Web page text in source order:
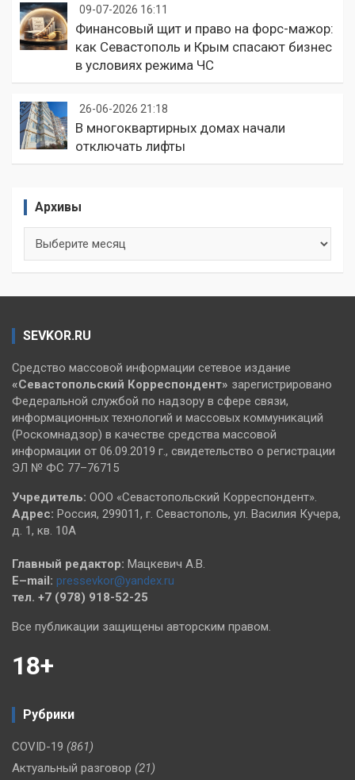
09-07-2026 16:11
Финансовый щит и право на форс-мажор:
как Севастополь и Крым спасают бизнес
в условиях режима ЧС
26-06-2026 21:18
В многоквартирных домах начали
отключать лифты
Архивы
SEVKOR.RU
Средство массовой информации сетевое издание
«Севастопольский Корреспондент» зарегистрировано
Федеральной службой по надзору в сфере связи,
информационных технологий и массовых коммуникаций
(Роскомнадзор) в качестве средства массовой
информации от 06.09.2019 г., свидетельство о регистрации
ЭЛ № ФС 77–76715
Учредитель: ООО «Севастопольский Корреспондент».
Адрес: Россия, 299011, г. Севастополь, ул. Василия Кучера,
д. 1, кв. 10А
Главный редактор: Мацкевич А.В.
E–mail: pressevkor@yandex.ru
тел. +7 (978) 918-52-25
Все публикации защищены авторским правом.
18+
Рубрики
COVID-19 (861)
Актуальный разговор (21)